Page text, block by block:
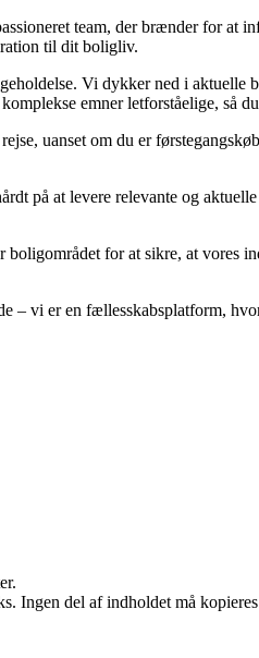
team, der brænder for at
til dit boligliv.
Vi dykker ned i aktuelle
emner letforståelige, så
uanset om du er
på at levere relevante og
for at sikre, at vores
– vi er en fællesskabsplatform,
Ingen del af indholdet må